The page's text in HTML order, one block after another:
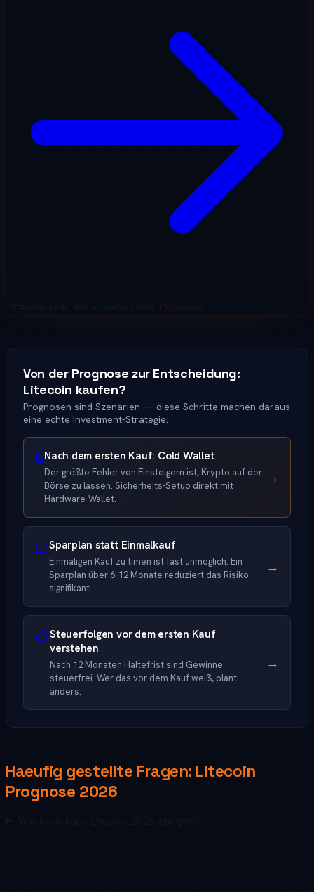
Von der Prognose zur Entscheidung:
Litecoin kaufen?
Prognosen sind Szenarien — diese Schritte machen daraus
eine echte Investment-Strategie.
🔒Nach dem ersten Kauf: Cold Wallet
Der größte Fehler von Einsteigern ist, Krypto auf der
Börse zu lassen. Sicherheits-Setup direkt mit
Hardware-Wallet.
→
📈Sparplan statt Einmalkauf
Einmaligen Kauf zu timen ist fast unmöglich. Ein
Sparplan über 6–12 Monate reduziert das Risiko
signifikant.
→
📋Steuerfolgen vor dem ersten Kauf
verstehen
Nach 12 Monaten Haltefrist sind Gewinne
steuerfrei. Wer das vor dem Kauf weiß, plant
anders.
→
Haeufig gestellte Fragen: Litecoin
Prognose 2026